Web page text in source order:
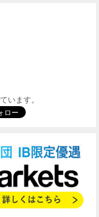
います。